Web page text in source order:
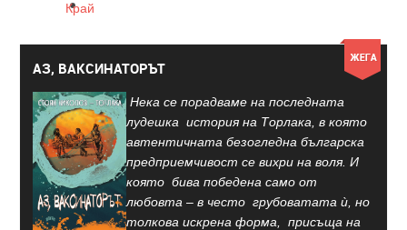
Край
АЗ, ВАКСИНАТОРЪТ
Нека се порадваме на последната
лудешка история на Торлака, в която
автентичната безогледна българска
предприемчивост се вихри на воля. И
която бива победена само от
любовта – в често грубоватата ѝ, но
толкова искрена форма, присъща на